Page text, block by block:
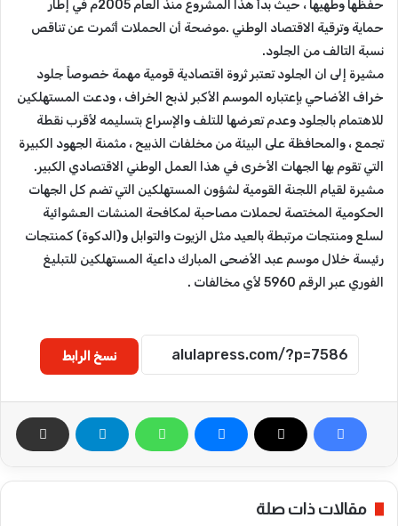
حفظها وطهيها ، حيث بدأ هذا المشروع منذ العام 2005م في إطار
حماية وترقية الاقتصاد الوطني .موضحة أن الحملات أثمرت عن تناقص
نسبة التالف من الجلود.
مشيرة إلى ان الجلود تعتبر ثروة اقتصادية قومية مهمة خصوصاً جلود
خراف الأضاحي بإعتباره الموسم الأكبر لذبح الخراف ، ودعت المستهلكين
للاهتمام بالجلود وعدم تعرضها للتلف والإسراع بتسليمه لأقرب نقطة
تجمع ، والمحافظة على البيئة من مخلفات الذبيح ، مثمنة الجهود الكبيرة
التي تقوم بها الجهات الأخرى في هذا العمل الوطني الاقتصادي الكبير.
مشيرة لقيام اللجنة القومية لشؤون المستهلكين التي تضم كل الجهات
الحكومية المختصة لحملات مصاحبة لمكافحة المنشات العشوائية
لسلع ومنتجات مرتبطة بالعيد مثل الزيوت والتوابل و(الدكوة) كمنتجات
رئيسة خلال موسم عبد الأضحى المبارك داعية المستهلكين للتبليغ
الفوري عبر الرقم 5960 لأي مخالفات .
نسخ الرابط
مقالات ذات صلة